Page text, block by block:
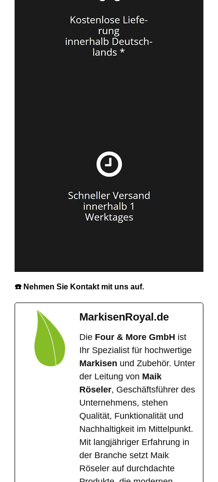
☎️ Nehmen Sie Kontakt mit uns auf.
MarkisenRoyal.de
Die Four & More GmbH ist
Ihr Spezialist für hochwertige
Markisen und Zubehör. Unter
der Leitung von Maik
Röseler, Geschäftsführer des
Unternehmens, stehen
Qualität, Funktionalität und
Nachhaltigkeit im Mittelpunkt.
Mit langjähriger Erfahrung in
der Branche setzt Maik
Röseler auf durchdachte